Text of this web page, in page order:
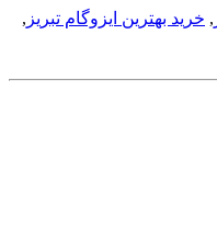
, خرید بهترین ایزوگام تبریز ,